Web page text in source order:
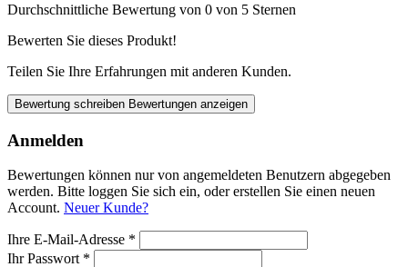
Durchschnittliche Bewertung von 0 von 5 Sternen
Bewerten Sie dieses Produkt!
Teilen Sie Ihre Erfahrungen mit anderen Kunden.
Bewertung schreiben Bewertungen anzeigen
Anmelden
Bewertungen können nur von angemeldeten Benutzern abgegeben
werden. Bitte loggen Sie sich ein, oder erstellen Sie einen neuen
Account. Neuer Kunde?
Ihre E-Mail-Adresse *
Ihr Passwort *